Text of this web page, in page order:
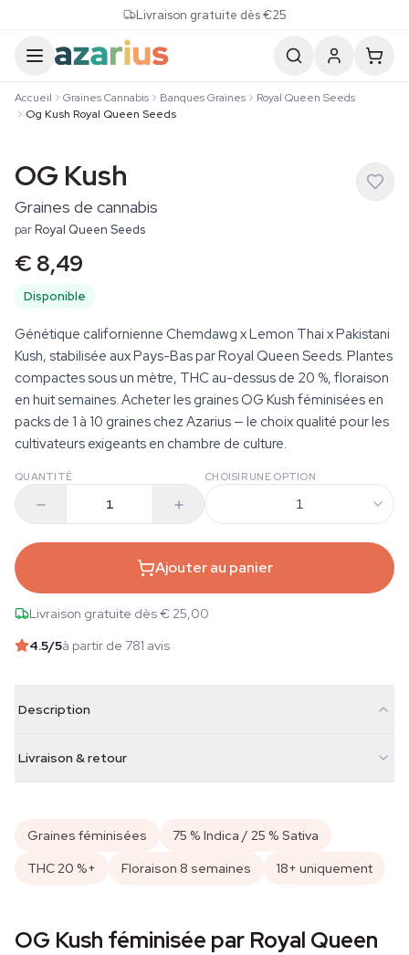
Livraison gratuite dès €25
Accueil Graines Cannabis Banques Graines
Royal Queen Seeds
Og Kush Royal Queen Seeds
OG Kush
Graines de cannabis
parRoyal Queen Seeds
€ 8,49
Disponible
Génétique californienne Chemdawg x Lemon Thai x Pakistani
Kush, stabilisée aux Pays-Bas par Royal Queen Seeds. Plantes
compactes sous un mètre, THC au-dessus de 20 %, floraison
en huit semaines. Acheter les graines OG Kush féminisées en
packs de 1 à 10 graines chez Azarius — le choix qualité pour les
cultivateurs exigeants en chambre de culture.
QUANTITÉ CHOISIR UNE OPTION
1
Ajouter au panier
Livraison gratuite dès € 25,00
4.5/5à partir de 781 avis
Description
Livraison & retour
Graines féminisées
75 % Indica / 25 % Sativa
THC 20 %+
Floraison 8 semaines 18+ uniquement
OG Kush féminisée par Royal Queen